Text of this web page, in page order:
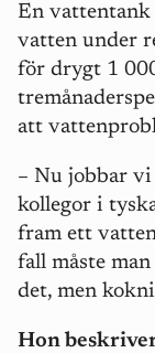
En
vatten under
för drygt 1
att
– Nu jobbar vi
kollegor i
fram ett
fall måste
det, men
Hon